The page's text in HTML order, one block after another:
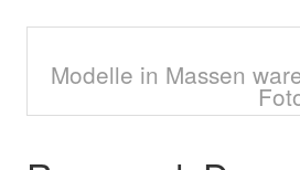
Modelle in Massen